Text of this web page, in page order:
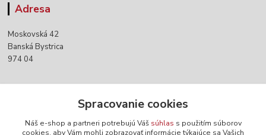
Adresa
Moskovská 42
Banská Bystrica
974 04
+421 903 152 158
Spracovanie cookies
Náš e-shop a partneri potrebujú Váš súhlas s použitím súborov
cookies, aby Vám mohli zobrazovať informácie týkajúce sa Vašich